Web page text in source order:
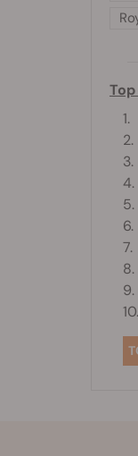
1.
2.
3.
4.
5.
6.
7.
8.
9.
10.